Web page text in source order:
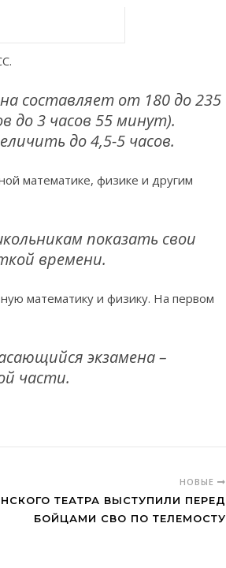
составляет от 180 до 235
до 3 часов 55 минут).
до 4,5-5 часов.
математике, физике и другим
показать свои
времени.
математику и физику. На первом
экзамена –
части.
НОВЫЕ
ТЕАТРА ВЫСТУПИЛИ ПЕРЕД
БОЙЦАМИ СВО ПО ТЕЛЕМОСТУ